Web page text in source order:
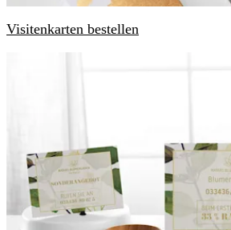
Visitenkarten bestellen